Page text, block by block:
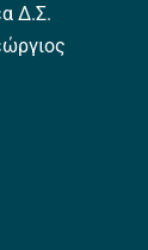
Δ.Σ.